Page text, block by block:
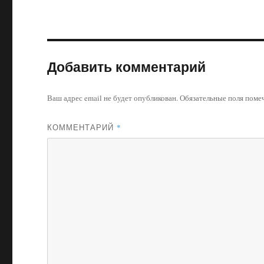
Добавить комментарий
Ваш адрес email не будет опубликован.Обязательные поля
КОММЕНТАРИЙ *